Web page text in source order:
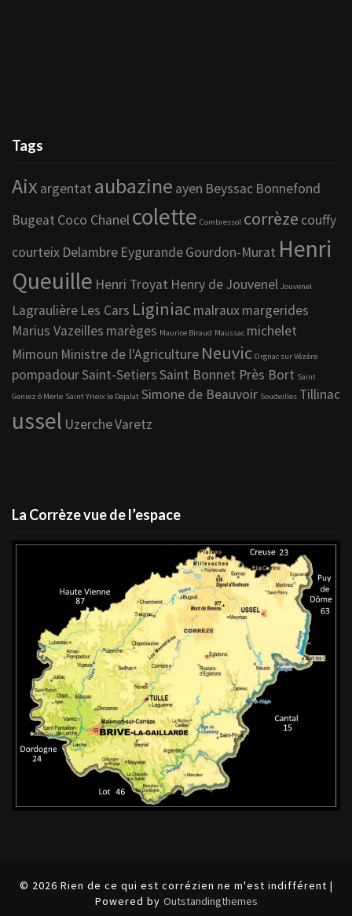
Tags
Aix argentat aubazine ayen Beyssac Bonnefond
Bugeat Coco Chanelcolette Combressol corrèze couffy
courteix Delambre EygurandeGourdon-Murat Henri
Queuille Henri Troyat Henry de Jouvenel Jouvenel
Lagraulière Les Cars Liginiacmalrauxmargerides
Marius Vazeilles marèges Maurice Biraud Maussac michelet
Mimoun Ministre de l'Agriculture Neuvic Orgnac sur Vézère
pompadourSaint-SetiersSaint Bonnet Près Bort Saint
Geniez ô Merle Saint Yrieix le Dejalat Simone de Beauvoir Soudeilles Tillinac
ussel UzercheVaretz
La Corrèze vue de l’espace
© 2026 Rien de ce qui est corrézien ne m'est indifférent |
Powered by Outstandingthemes